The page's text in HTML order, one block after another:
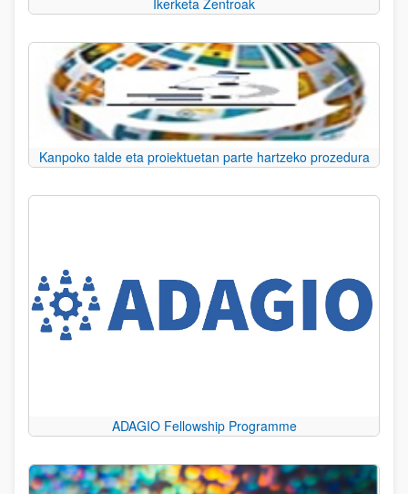
Ikerketa Zentroak
Kanpoko talde eta proiektuetan parte hartzeko prozedura
ADAGIO Fellowship Programme